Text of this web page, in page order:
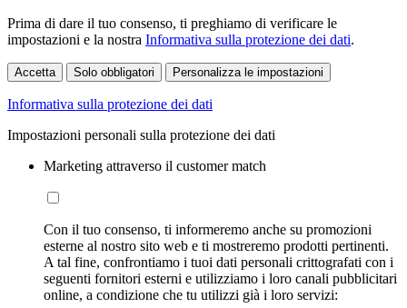
Prima di dare il tuo consenso, ti preghiamo di verificare le
impostazioni e la nostra Informativa sulla protezione dei dati.
Accetta Solo obbligatori Personalizza le impostazioni
Informativa sulla protezione dei dati
Impostazioni personali sulla protezione dei dati
Marketing attraverso il customer match
Con il tuo consenso, ti informeremo anche su promozioni
esterne al nostro sito web e ti mostreremo prodotti pertinenti.
A tal fine, confrontiamo i tuoi dati personali crittografati con i
seguenti fornitori esterni e utilizziamo i loro canali pubblicitari
online, a condizione che tu utilizzi già i loro servizi: